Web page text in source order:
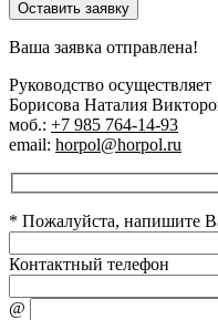
Оставить заявку
Ваша заявка отправлена!
Руководство осуществляет
Борисова Наталия
моб.: +7 985 764-14-93
email: horpol@horpol.ru
* Пожалуйста, напишите
Контактный телефон
@